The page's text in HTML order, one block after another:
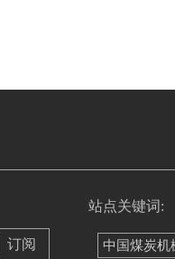
站点关键词:
中国煤炭机